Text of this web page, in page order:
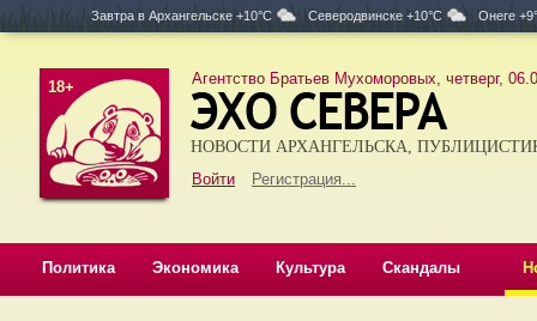
Завтра в Архангельске +10°C Северодвинске +10°C Онеге
18+ Агентство Братьев Мухоморовых, четверг,
Войти Регистрация...
НОВОСТИ АРХАНГЕЛЬСКА,
Политика Экономика Культура Скандалы